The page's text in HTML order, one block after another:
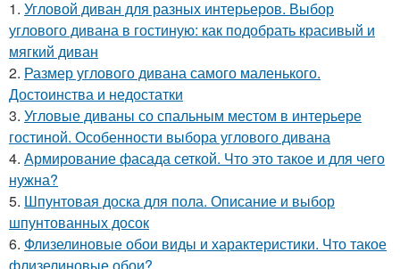
1. Угловой диван для разных интерьеров. Выбор
углового дивана в гостиную: как подобрать красивый и
мягкий диван
2. Размер углового дивана самого маленького.
Достоинства и недостатки
3. Угловые диваны со спальным местом в интерьере
гостиной. Особенности выбора углового дивана
4. Армирование фасада сеткой. Что это такое и для чего
нужна?
5. Шпунтовая доска для пола. Описание и выбор
шпунтованных досок
6. Флизелиновые обои виды и характеристики. Что такое